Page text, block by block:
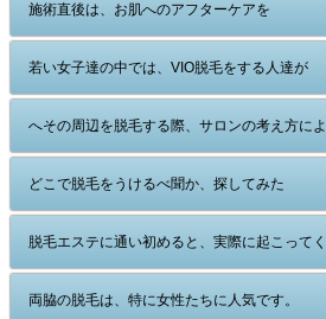
施術直後は、お肌へのアフターケアを
若い女子達の中では、VIO脱毛をする人達が
へその周辺を脱毛する際、サロンの考え方によ
どこで脱毛をうけるべ聞か、探してみた
脱毛エステに通い初めると、実際に起こってく
両脇の脱毛は、特に女性たちに人気です。